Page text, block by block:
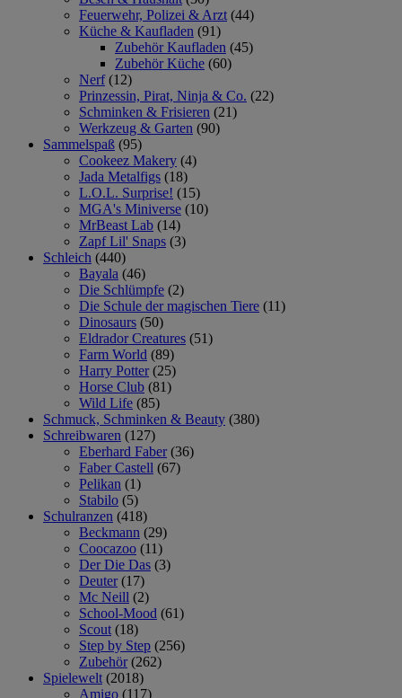
Feuerwehr, Polizei & Arzt (44)
Küche & Kaufladen (91)
Zubehör Kaufladen (45)
Zubehör Küche (60)
Nerf (12)
Prinzessin, Pirat, Ninja & Co. (22)
Schminken & Frisieren (21)
Werkzeug & Garten (90)
Sammelspaß (95)
Cookeez Makery (4)
Jada Metalfigs (18)
L.O.L. Surprise! (15)
MGA's Miniverse (10)
MrBeast Lab (14)
Zapf Lil' Snaps (3)
Schleich (440)
Bayala (46)
Die Schlümpfe (2)
Die Schule der magischen Tiere (11)
Dinosaurs (50)
Eldrador Creatures (51)
Farm World (89)
Harry Potter (25)
Horse Club (81)
Wild Life (85)
Schmuck, Schminken & Beauty (380)
Schreibwaren (127)
Eberhard Faber (36)
Faber Castell (67)
Pelikan (1)
Stabilo (5)
Schulranzen (418)
Beckmann (29)
Coocazoo (11)
Der Die Das (3)
Deuter (17)
Mc Neill (2)
School-Mood (61)
Scout (18)
Step by Step (256)
Zubehör (262)
Spielewelt (2018)
Amigo (117)